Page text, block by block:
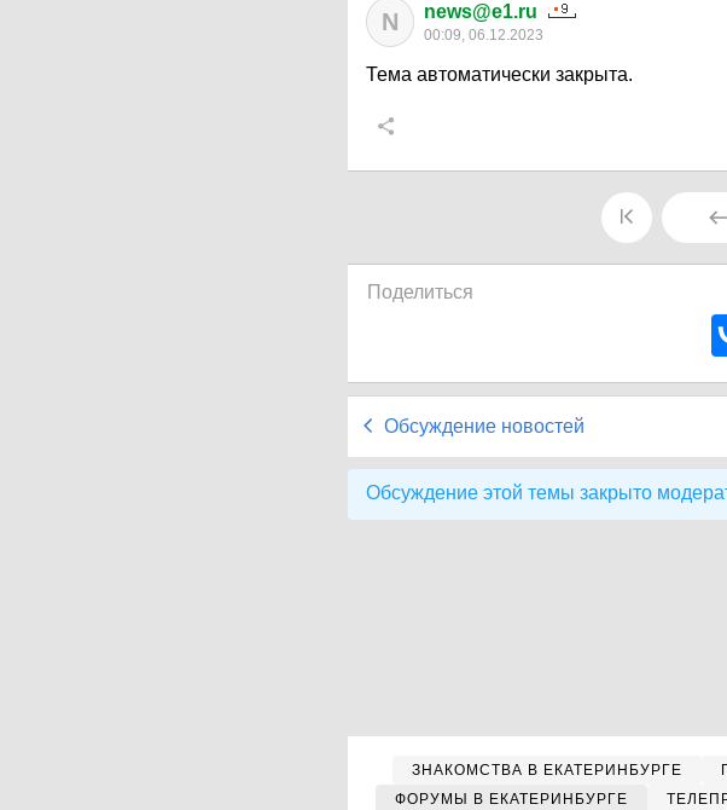
N news@e1.ru
00:09, 06.12.2023
Тема автоматически закрыта.
Поделиться
Обсуждение новостей
Обсуждение этой темы закрыто
ЗНАКОМСТВА В ЕКАТЕРИНБУРГЕ
ФОРУМЫ В ЕКАТЕРИНБУРГЕ